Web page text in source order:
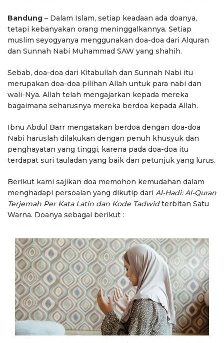
Bandung – Dalam Islam, setiap keadaan ada doanya,
tetapi kebanyakan orang meninggalkannya. Setiap
muslim seyogyanya menggunakan doa-doa dari Alquran
dan Sunnah Nabi Muhammad SAW yang shahih.
Sebab, doa-doa dari Kitabullah dan Sunnah Nabi itu
merupakan doa-doa pilihan Allah untuk para nabi dan
wali-Nya. Allah telah mengajarkan kepada mereka
bagaimana seharusnya mereka berdoa kepada Allah.
Ibnu Abdul Barr mengatakan berdoa dengan doa-doa
Nabi haruslah dilakukan dengan penuh khusyuk dan
penghayatan yang tinggi, karena pada doa-doa itu
terdapat suri tauladan yang baik dan petunjuk yang lurus.
Berikut kami sajikan doa memohon kemudahan dalam
menghadapi persoalan yang dikutip dari Al-Hadi: Al-Quran
Terjemah Per Kata Latin dan Kode Tadwidterbitan Satu
Warna. Doanya sebagai berikut :